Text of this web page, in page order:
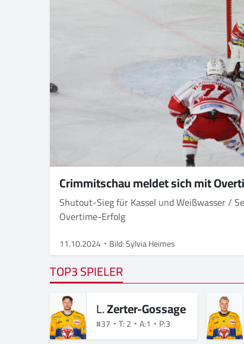
Crimmitschau meldet sich mit
Shutout-Sieg für Kassel und Weißwasser /
Overtime-Erfolg
11.10.2024 Bild: Sylvia Heimes
TOP3 SPIELER
L.Zerter-Gossage
#37 T: 2 A:1 P:3